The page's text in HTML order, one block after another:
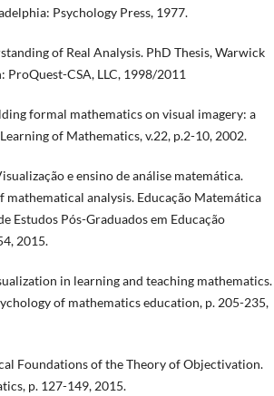
Psychology Press, 1977.
of Real Analysis. PhD Thesis, Warwick
CSA, LLC, 1998/2011
formal mathematics on visual imagery: a
of Mathematics, v.22, p.2-10, 2002.
e ensino de análise matemática.
analysis. Educação Matemática
Estudos Pós-Graduados em Educação
2015.
in learning and teaching mathematics.
of mathematics education, p. 205-235,
Foundations of the Theory of Objectivation.
p. 127-149, 2015.